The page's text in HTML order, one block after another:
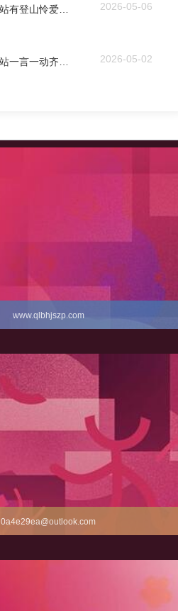
2026-05-06
2026-05-02
www.qlbhjszp.com
0a4e29ea@outlook.com